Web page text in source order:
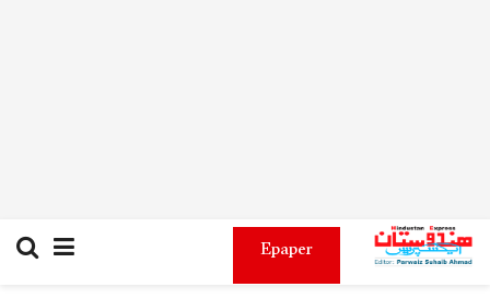
Epaper